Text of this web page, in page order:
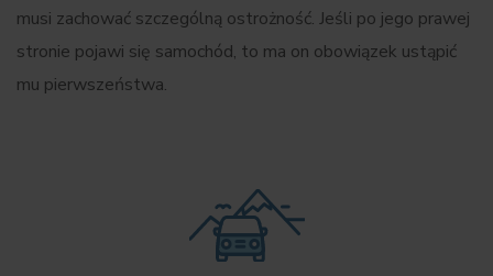
musi zachować szczególną ostrożność. Jeśli po jego prawej
stronie pojawi się samochód, to ma on obowiązek ustąpić
mu pierwszeństwa.